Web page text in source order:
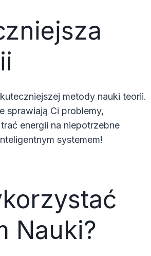
metody nauki teorii.
sprawiają Ci problemy,
energii na niepotrzebne
systemem!
Nauki?